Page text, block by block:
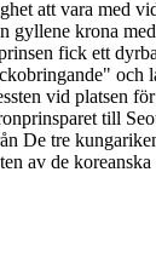
att vara med
gyllene krona
fick ett
och
vid platsen
till
De tre
av de